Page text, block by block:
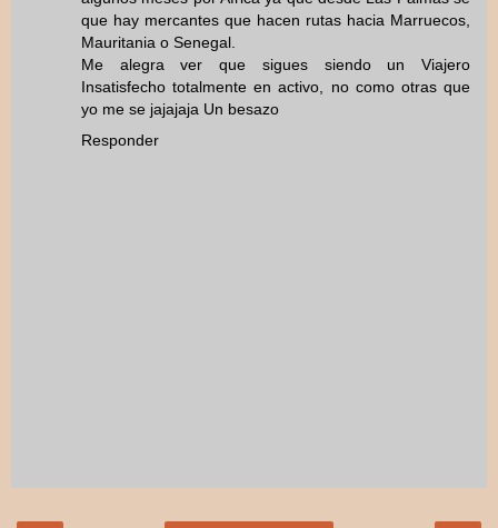
que hay mercantes que hacen rutas hacia Marruecos,
Mauritania o Senegal.
Me alegra ver que sigues siendo un Viajero
Insatisfecho totalmente en activo, no como otras que
yo me se jajajaja Un besazo
Responder